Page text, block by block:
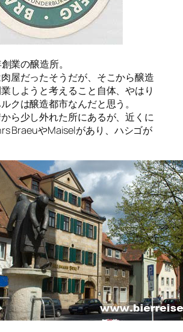
業の醸造所。
屋だったそうだが、そこから醸造
しようと考えること自体、やはり
クは醸造都市なんだと思う。
ら少し外れた所にあるが、近くに
BraeuやMaiselがあり、ハシゴが